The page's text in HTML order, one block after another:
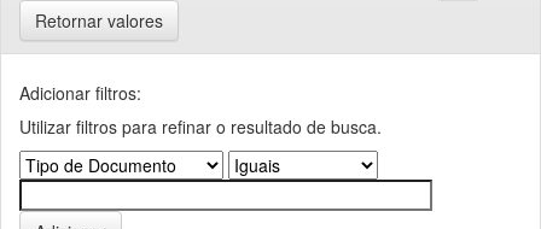
Retornar valores
Adicionar filtros:
Utilizar filtros para refinar o resultado de busca.